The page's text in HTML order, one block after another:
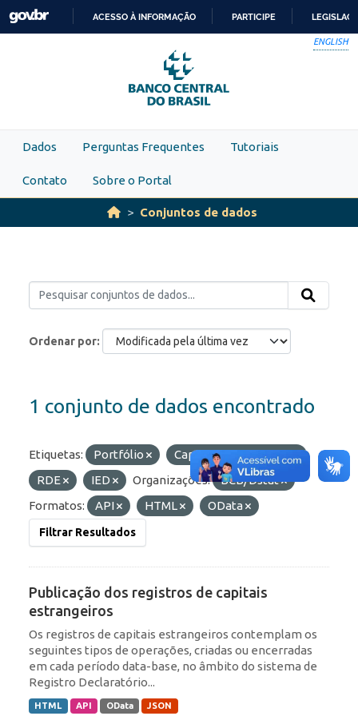
Skip to main content
PARA
O
CONTEÚDO
ACESSO À INFORMAÇÃO PARTICIPE
ENGLISH
Dados Perguntas Frequentes Tutoriais
Contato Sobre o Portal
Conjuntos de dados
Ordenar por
1 conjunto de dados encontrado
Etiquetas: Portfólio
Capitais Estrangeiros
RDE
IED Organizações:
BCB/Dstat
Formatos:
API HTML OData
Filtrar Resultados
Publicação dos registros de capitais
estrangeiros
Os registros de capitais estrangeiros contemplam os
seguintes tipos de operações, criadas ou encerradas
em cada período data-base, no âmbito do sistema de
Registro Declaratório...
HTML API OData JSON